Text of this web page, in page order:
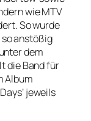
wie MTV
So wurde
so anstößig
dem
die Band für
Album
jeweils